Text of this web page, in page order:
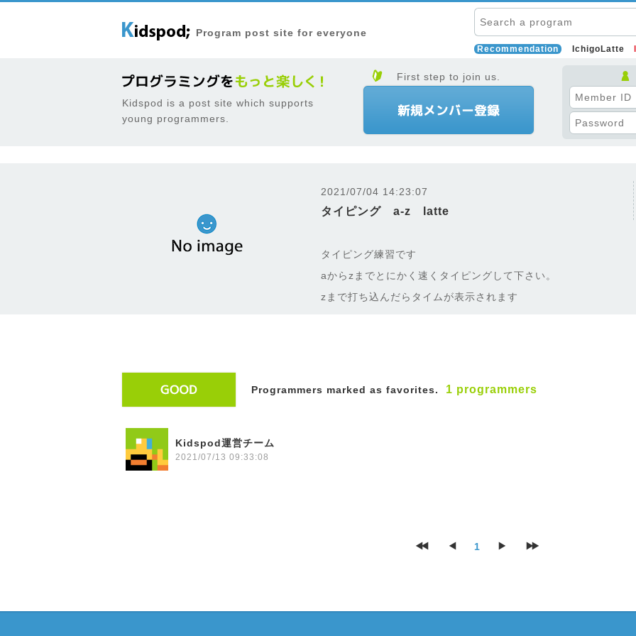
Program post site for everyone
Recommendation IchigoLatte
Kidspod is a post site which supports
young programmers.
First step to join us.
2021/07/04 14:23:07
タイピング a-z latte
タイピング練習です
aからzまでとにかく速くタイピングして下さい。
zまで打ち込んだらタイムが表示されます
Programmers marked as favorites. 1 programmers
Kidspod運営チーム
2021/07/13 09:33:08
1